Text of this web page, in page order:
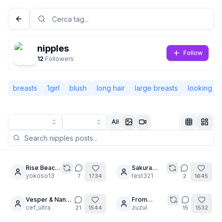
Lingua
Visualizzazione Classica Compatta
nipples
12 Followers
Follow
breasts 1girl blush long hair large breasts looking
All
8Rise Beach
Time
yokoso13 7 1734
9Sakura
femdom
test321 2 1645
6
Vesper & Nana-
cha: No Limits
cef_ultra 21 1544
20
From
mermaid to
zuzul 15 1532